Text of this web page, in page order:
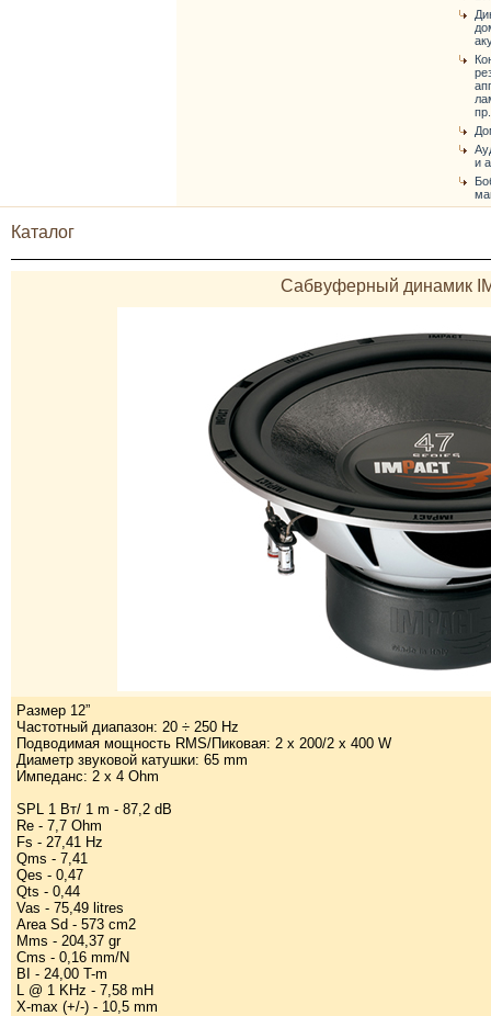
и
Каталог
Сабвуферный динамик
Размер 12”
Частотный диапазон: 20 ÷ 250 Hz
Подводимая мощность RMS/Пиковая: 2 x 200/2 x 400 W
Диаметр звуковой катушки: 65 mm
Импеданс: 2 x 4 Ohm
SPL 1 Вт/ 1 m - 87,2 dB
Re - 7,7 Ohm
Fs - 27,41 Hz
Qms - 7,41
Qes - 0,47
Qts - 0,44
Vas - 75,49 litres
Area Sd - 573 cm2
Mms - 204,37 gr
Cms - 0,16 mm/N
BI - 24,00 T-m
L @ 1 KHz - 7,58 mH
X-max (+/-) - 10,5 mm